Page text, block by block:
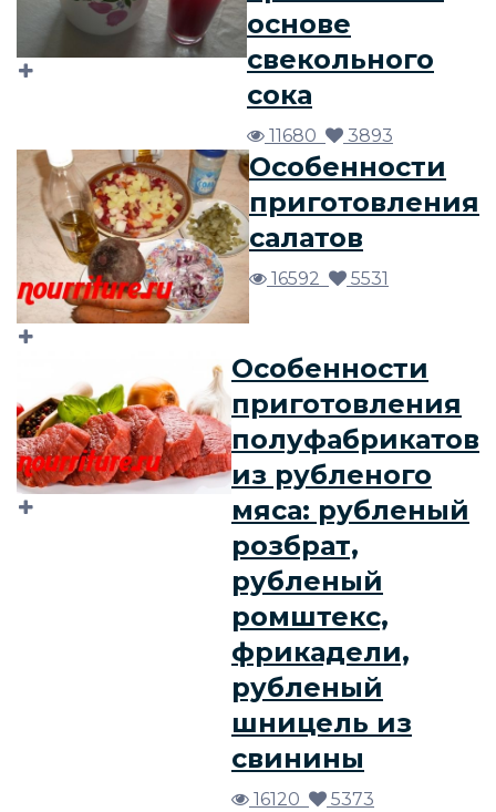
основе
свекольного
сока
11680 3893
Особенности
приготовления
салатов
16592 5531
Особенности
приготовления
полуфабрикатов
из рубленого
мяса: рубленый
розбрат,
рубленый
ромштекс,
фрикадели,
рубленый
шницель из
свинины
16120 5373